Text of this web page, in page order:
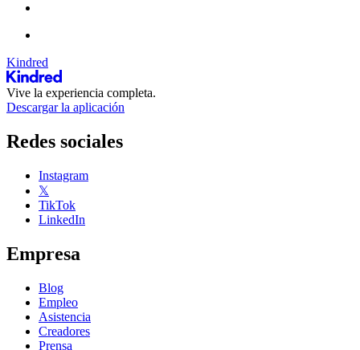
Kindred
Vive la experiencia completa.
Descargar la aplicación
Redes sociales
Instagram
𝕏
TikTok
LinkedIn
Empresa
Blog
Empleo
Asistencia
Creadores
Prensa